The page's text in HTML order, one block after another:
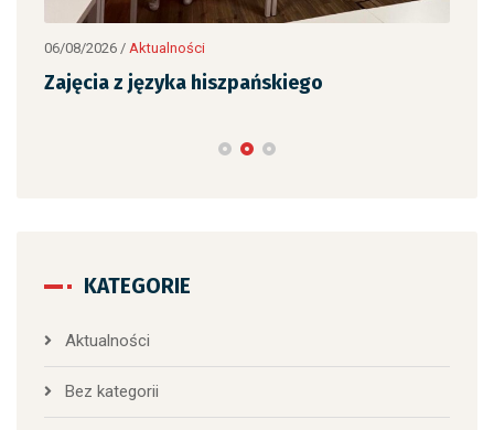
06/08/2026 / Aktualności
Zajęcia z języka hiszpańskiego
KATEGORIE
Aktualności
Bez kategorii